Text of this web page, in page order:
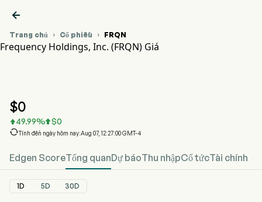

Trang chủ  Cổ phiếu  FRQN
Frequency Holdings, Inc. (FRQN) Giá
$0
49.99% $0
Tính đến ngày hôm nay:Aug 07, 12:27:00 GMT-4
Edgen ScoreTổng quanDự báoThu nhậpCổ tứcTài chính
1D 5D 30D